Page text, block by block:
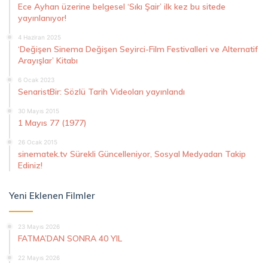
Ece Ayhan üzerine belgesel ‘Sıkı Şair’ ilk kez bu sitede
yayınlanıyor!
4 Haziran 2025
‘Değişen Sinema Değişen Seyirci-Film Festivalleri ve Alternatif
Arayışlar’ Kitabı
6 Ocak 2023
SenaristBir: Sözlü Tarih Videoları yayınlandı
30 Mayıs 2015
1 Mayıs 77 (1977)
26 Ocak 2015
sinematek.tv Sürekli Güncelleniyor, Sosyal Medyadan Takip
Ediniz!
Yeni Eklenen Filmler
23 Mayıs 2026
FATMA’DAN SONRA 40 YIL
22 Mayıs 2026